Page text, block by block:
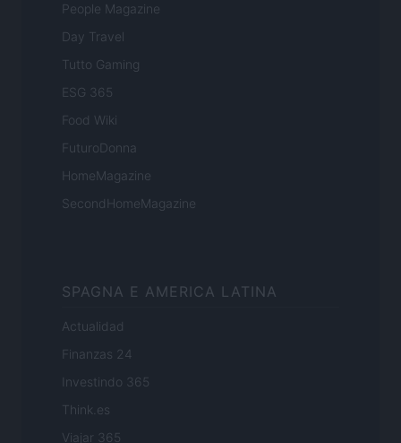
People Magazine
Day Travel
Tutto Gaming
ESG 365
Food Wiki
FuturoDonna
HomeMagazine
SecondHomeMagazine
SPAGNA E AMERICA LATINA
Actualidad
Finanzas 24
Investindo 365
Think.es
Viajar 365